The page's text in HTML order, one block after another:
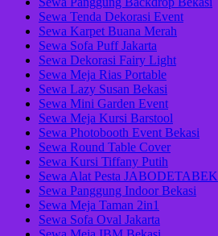
Sewa Tenda Dekorasi Event
Sewa Karpet Buana Merah
Sewa Sofa Puff Jakarta
Sewa Dekorasi Fairy Light
Sewa Meja Rias Portable
Sewa Lazy Susan Bekasi
Sewa Mini Garden Event
Sewa Meja Kursi Barstool
Sewa Photobooth Event Bekasi
Sewa Round Table Cover
Sewa Kursi Tiffany Putih
Sewa Alat Pesta JABODETABEK
Sewa Panggung Indoor Bekasi
Sewa Meja Taman 2in1
Sewa Sofa Oval Jakarta